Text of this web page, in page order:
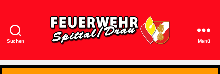
Suchen
Spittal/Drau
Menü